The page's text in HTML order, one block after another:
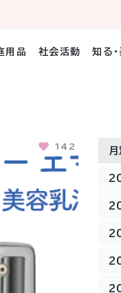
用品 社会活動 知る
142